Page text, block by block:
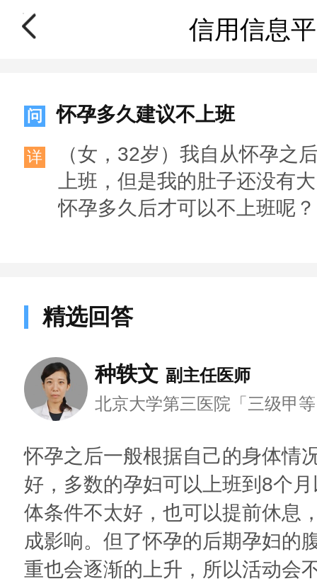
信用信息
问 怀孕多久建议不上班
详
（女，32岁）我自从怀孕之
上班，但是我的肚子还没有
怀孕多久后才可以不上班呢？
精选回答
种轶文 副主任医师
北京大学第三医院「三级甲
怀孕之后一般根据自己的身体情
好，多数的孕妇可以上班到8个
体条件不太好，也可以提前休息
成影响。但了怀孕的后期孕妇的
重也会逐渐的上升，所以活动会